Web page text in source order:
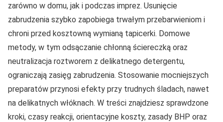
zarówno w domu, jak i podczas imprez. Usunięcie
zabrudzenia szybko zapobiega trwałym przebarwieniom i
chroni przed kosztowną wymianą tapicerki. Domowe
metody, w tym odsączanie chłonną ściereczką oraz
neutralizacja roztworem z delikatnego detergentu,
ograniczają zasięg zabrudzenia. Stosowanie mocniejszych
preparatów przynosi efekty przy trudnych śladach, nawet
na delikatnych włóknach. W treści znajdziesz sprawdzone
kroki, czasy reakcji, orientacyjne koszty, zasady BHP oraz